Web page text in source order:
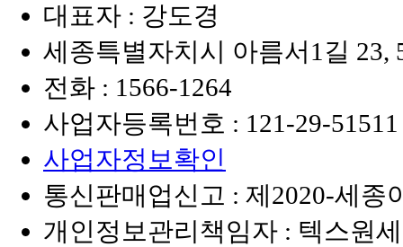
대표자 : 강도경
세종특별자치시 아름서1길 23,
전화 : 1566-1264
사업자등록번호 : 121-29-51511
사업자정보확인
통신판매업신고 : 제2020-세종
개인정보관리책임자 : 텍스원